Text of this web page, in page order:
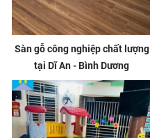
Sàn gỗ công nghiệp chất lượng
tại Dĩ An - Bình Dương